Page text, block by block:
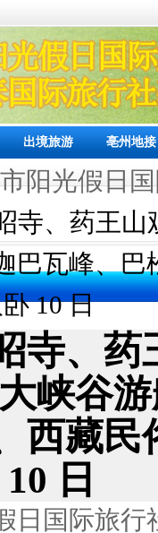
出境旅游 亳州地接
阳光假日
寺、药王
巴瓦峰、
10 日
寺、
峡谷
西藏
日
日国际旅行